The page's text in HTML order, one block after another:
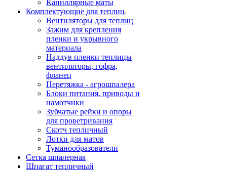
Капиллярные маты
Комплектующие для теплиц
Вентиляторы для теплиц
Зажим для крепления
пленки и укрывного
материала
Наддув пленки теплицы
вентиляторы, гофра,
фланец
Перетяжка - агрошпалера
Блоки питания, приводы и
намотчики
Зубчатые рейки и опоры
для проветривания
Скотч тепличный
Лотки для матов
Туманообразователи
Сетка шпалерная
Шпагат тепличный